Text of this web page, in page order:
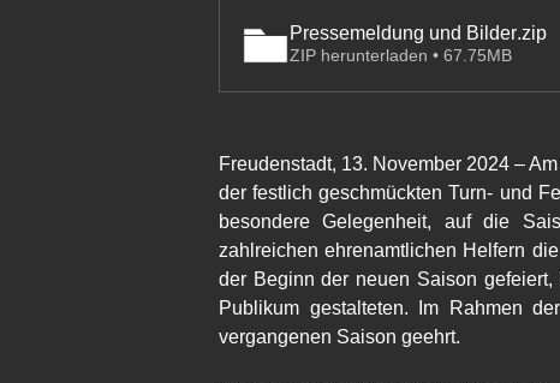
Pressemeldung und Bilder.zip
ZIP herunterladen • 67.75MB
Freudenstadt, 13. November 2024 –
der festlich geschmückten Turn- und
besondere Gelegenheit, auf die
zahlreichen ehrenamtlichen Helfern
der Beginn der neuen Saison
Publikum gestalteten. Im Rahmen
vergangenen Saison geehrt.